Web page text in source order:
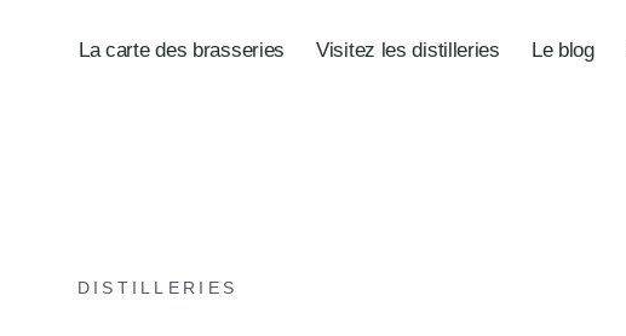
La carte des brasseries Visitez les distilleries Le blog
DISTILLERIES